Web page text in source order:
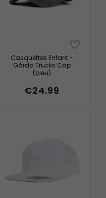
Casquettes Enfant -
Gårda Trucks Cap
(bleu)
€24.99